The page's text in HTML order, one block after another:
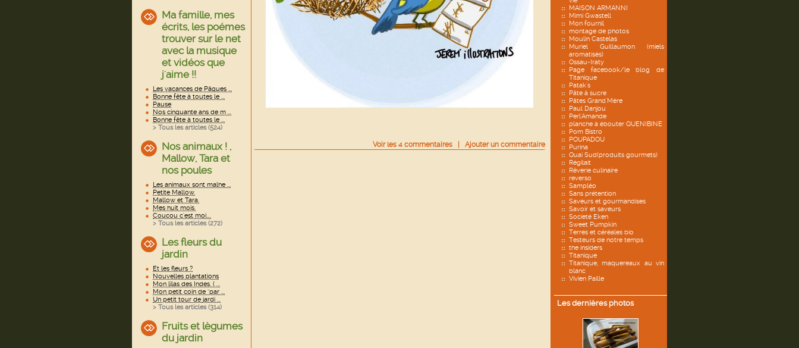
MAISON ARMANNI
Mimi Gwastell
Mon fournil
montage de photos
Moulin Castelas
Muriel Guillaumon (miels
aromatisés)
Ossau-Iraty
Page facebook/le blog de
Titanique
Patak's
Pâte à sucre
Pâtes Grand'Mère
Paul Danjou
Perl'Amande
planche à ébouter QUENIBINE
Pom Bistro
POUPADOU
Purina
Quai Sud(produits gourmets)
Régilait
Rêverie culinaire
reverso
Sampléo
Sans prétention
Saveurs et gourmandises
Savoir et saveurs
Societé Eken
Sweet Pumpkin
Terres et céréales bio
Testeurs de notre temps
the insiders
Titanique
Titanique, maquereaux au vin
blanc
Vivien Paille
Les dernières photos
Ma famille, mes
écrits, les poémes
trouver sur le net
avec la musique
et vidéos que
j'aime !!
Les vacances de Pâques ...
Bonne fête à toutes le ...
Pause
Nos cinquante ans de m ...
Bonne fête à toutes le ...
> Tous les articles (524)
Nos animaux ! ,
Mallow, Tara et
nos poules
Les animaux sont malhe ...
Petite Mallow.
Mallow et Tara.
Mes huit mois.
Coucou c'est moi....
> Tous les articles (272)
Les fleurs du
jardin
Et les fleurs ?
Nouvelles plantations
Mon lilas des Indes. ( ...
Mon petit coin de "par ...
Un petit tour de jardi ...
> Tous les articles (314)
Fruits et lègumes
du jardin
Voir les 4 commentaires Ajouter un commentaire